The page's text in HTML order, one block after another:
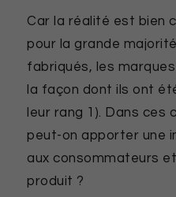
Car la réalité est bien
pour la grande
fabriqués, les
la façon dont ils ont
leur rang 1). Dans ces
peut-on apporter une
aux consommateurs
produit ?